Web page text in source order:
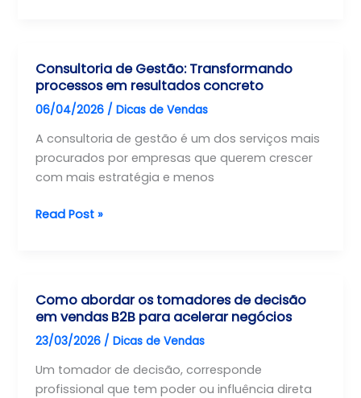
mais
no
mercado
B2B
Otimizando
o
esforço
comercial
na
base
Consultoria de Gestão: Transformando
processos em resultados concreto
06/04/2026 /Dicas de Vendas
A consultoria de gestão é um dos serviços mais
procurados por empresas que querem crescer
com mais estratégia e menos
Consultoria
processos
em
resultados
concreto
Read Post »
Como abordar os tomadores de decisão
em vendas B2B para acelerar negócios
23/03/2026 /Dicas de Vendas
Um tomador de decisão, corresponde
profissional que tem poder ou influência direta